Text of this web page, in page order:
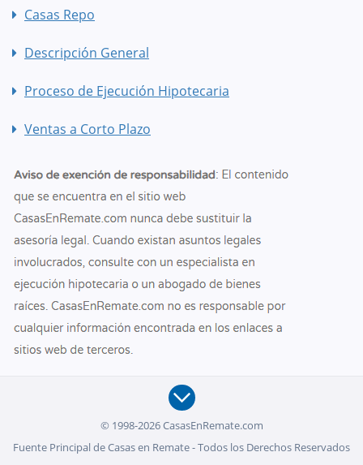
Casas Repo
Descripción General
Proceso de Ejecución Hipotecaria
Ventas a Corto Plazo
© 1998-2026 CasasEnRemate.com
Fuente Principal de Casas en Remate - Todos los Derechos Reservados